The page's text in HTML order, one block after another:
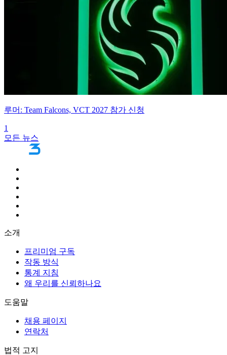
루머: Team Falcons, VCT 2027 참가 신청
1
모든 뉴스
소개
프리미엄 구독
작동 방식
통계 지침
왜 우리를 신뢰하나요
도움말
채용 페이지
연락처
법적 고지